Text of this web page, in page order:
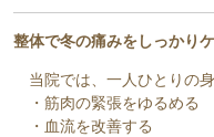
整体で冬の痛みをしっかり
当院では、一人ひとりの
・筋肉の緊張をゆるめる
・血流を改善する